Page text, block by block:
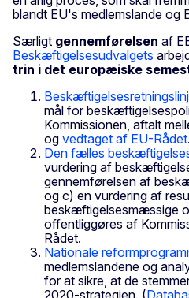
blandt EU's medlemslande og
Særligt gennemførelsen af
Beskæftigelsesudvalgets
trin i det europæiske
mål for
Kommissionen, aftalt
og vedtaget af EU-Rådet.
Den fælles
vurdering af
gennemførelsen af
og c) en vurdering af
beskæftigelsesmæssige
offentliggøres af
Rådet.
Nationale
medlemslandene og
for at sikre, at de
2020-strategien. (